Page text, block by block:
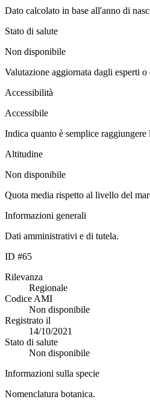
Dato calcolato in base all'anno di
Stato di salute
Non disponibile
Valutazione aggiornata dagli esperti
Accessibilità
Accessibile
Indica quanto è semplice
Altitudine
Non disponibile
Quota media rispetto al livello del
Informazioni generali
Dati amministrativi e di tutela.
ID #65
Rilevanza
Regionale
Codice AMI
Non disponibile
Registrato il
14/10/2021
Stato di salute
Non disponibile
Informazioni sulla specie
Nomenclatura botanica.